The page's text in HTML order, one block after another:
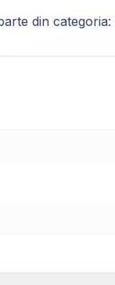
din categoria: